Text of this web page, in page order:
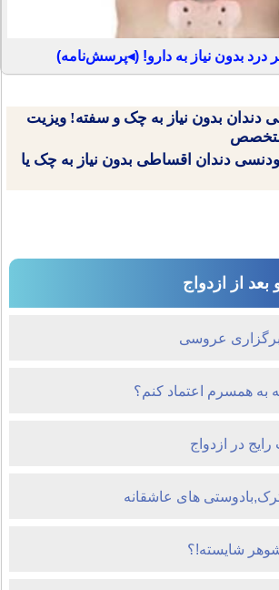
درد بدون نیاز به دارو! (◂پرسش‌نامه)
دندان بدون نیاز به چک و سفته! ویزیت
متخصص
دندان اقساطی بدون نیاز به چک یا
بعد از ازدواج
به همسرم اعتماد کنم؟
در ازدواج
های عاشقانه
شایسته!؟